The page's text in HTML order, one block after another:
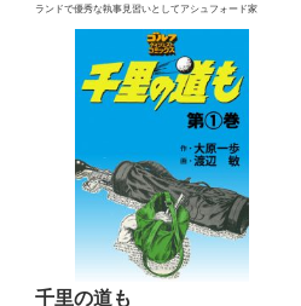
ランドで優秀な執事見習いとしてアシュフォード家
千里の道も